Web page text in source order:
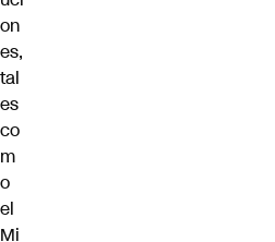
on
es,
tal
es
co
m
o
el
Mi